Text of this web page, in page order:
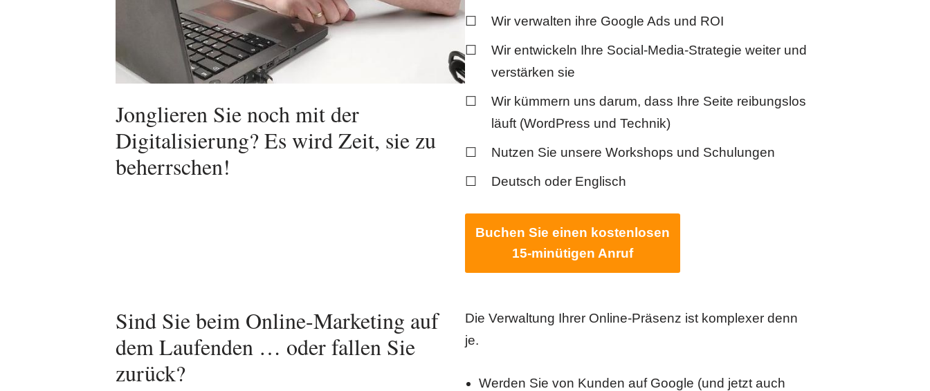
Jonglieren Sie noch mit der
Digitalisierung? Es wird Zeit, sie zu
beherrschen!
Wir verwalten ihre Google Ads und ROI
Wir entwickeln Ihre Social-Media-Strategie weiter und
verstärken sie
Wir kümmern uns darum, dass Ihre Seite reibungslos
läuft (WordPress und Technik)
Nutzen Sie unsere Workshops und Schulungen
Deutsch oder Englisch
Buchen Sie einen kostenlosen
15-minütigen Anruf
Sind Sie beim Online-Marketing auf
dem Laufenden … oder fallen Sie
zurück?
Die Verwaltung Ihrer Online-Präsenz ist komplexer denn
je.
Werden Sie von Kunden auf Google (und jetzt auch